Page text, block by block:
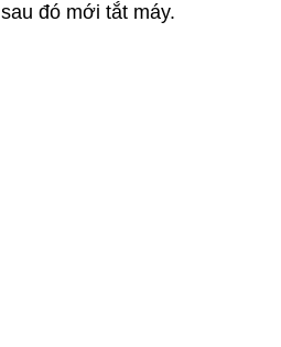
đó mới tắt máy.